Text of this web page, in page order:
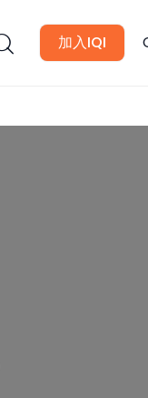
加入IQI